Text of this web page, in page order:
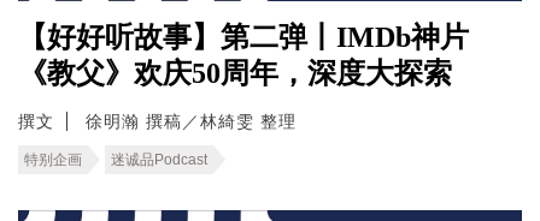
【好好听故事】第二弹丨IMDb神片
《教父》欢庆50周年，深度大探索
撰文 徐明瀚 撰稿／林綺雯 整理
特别企画 迷诚品Podcast